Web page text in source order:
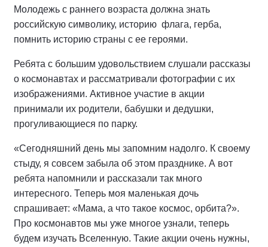
Молодежь с раннего возраста должна знать
российскую символику, историю флага, герба,
помнить историю страны с ее героями.
Ребята с большим удовольствием слушали рассказы
о космонавтах и рассматривали фотографии с их
изображениями. Активное участие в акции
принимали их родители, бабушки и дедушки,
прогуливающиеся по парку.
«Сегодняшний день мы запомним надолго. К своему
стыду, я совсем забыла об этом празднике. А вот
ребята напомнили и рассказали так много
интересного. Теперь моя маленькая дочь
спрашивает: «Мама, а что такое космос, орбита?».
Про космонавтов мы уже многое узнали, теперь
будем изучать Вселенную. Такие акции очень нужны,